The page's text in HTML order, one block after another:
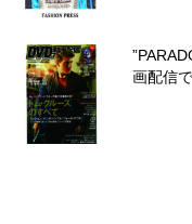
画配信